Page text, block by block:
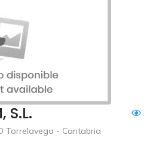
S.L.
Torrelavega - Cantabria